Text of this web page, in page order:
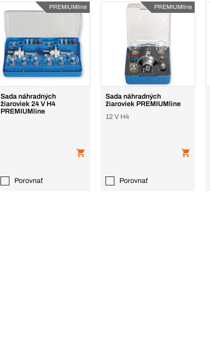
PREMIUMline
Sada náhradných
žiaroviek 24 V H4
PREMIUMline
Porovnať
PREMIUMline
Sada náhradných
žiaroviek PREMIUMline
12 V H4
Porovnať